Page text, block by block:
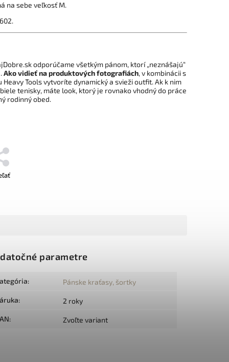
na sebe veľkosť M.
odporúčame všetkým pánom, ktorí „neznášajú“
Ako vidieť na produktových fotografiách, v kombinácii s
Tools vytvoríte dynamický a svieži outfit. Ak k nim
tenisky, máte look, ktorý je rovnako vhodný do práce
rodinný obed.
parametre
: Pánske kraťasy, šortky
: 2 roky
: Zvoľte variant